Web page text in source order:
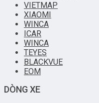
VIETMAP
XIAOMI
WINCA
ICAR
WINCA
TEYES
BLACKVUE
EOM
DÒNG XE